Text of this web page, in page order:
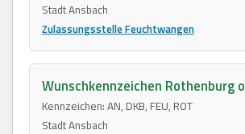
Stadt Ansbach
Zulassungsstelle Feuchtwangen
Wunschkennzeichen Rothenburg
Kennzeichen: AN, DKB, FEU, ROT
Stadt Ansbach